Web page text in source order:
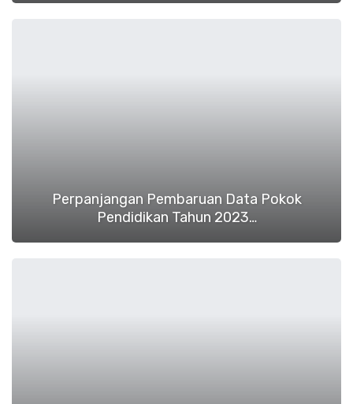
Perpanjangan Pembaruan Data Pokok
Pendidikan Tahun 2023…